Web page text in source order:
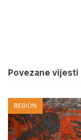
Povezane vijesti
REGION